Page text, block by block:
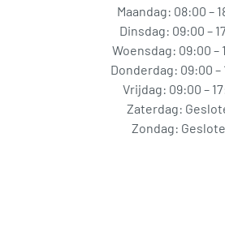
Maandag: 08:00 –
Dinsdag: 09:00 –
Woensdag: 09:00 –
Donderdag: 09:00 –
Vrijdag: 09:00 –
Zaterdag:
Zondag: